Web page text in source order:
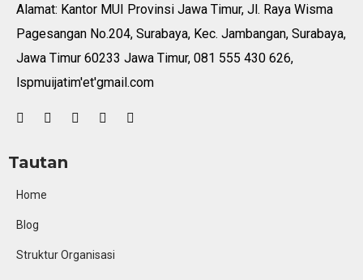
Alamat: Kantor MUI Provinsi Jawa Timur, Jl. Raya Wisma
Pagesangan No.204, Surabaya, Kec. Jambangan, Surabaya,
Jawa Timur 60233 Jawa Timur, 081 555 430 626,
lspmuijatim'et'gmail.com
Tautan
Home
Blog
Struktur Organisasi